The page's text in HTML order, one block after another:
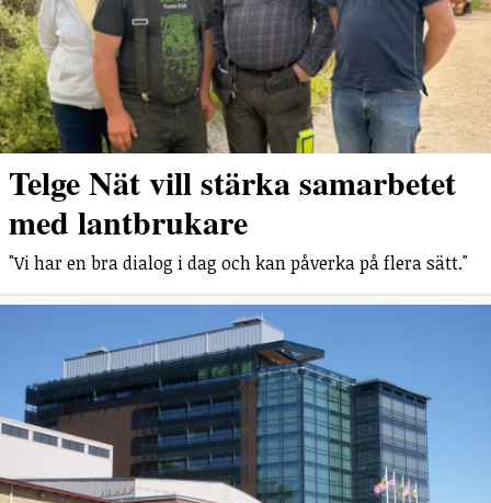
Telge Nät vill stärka samarbetet
med lantbrukare
"Vi har en bra dialog i dag och kan påverka på flera sätt."